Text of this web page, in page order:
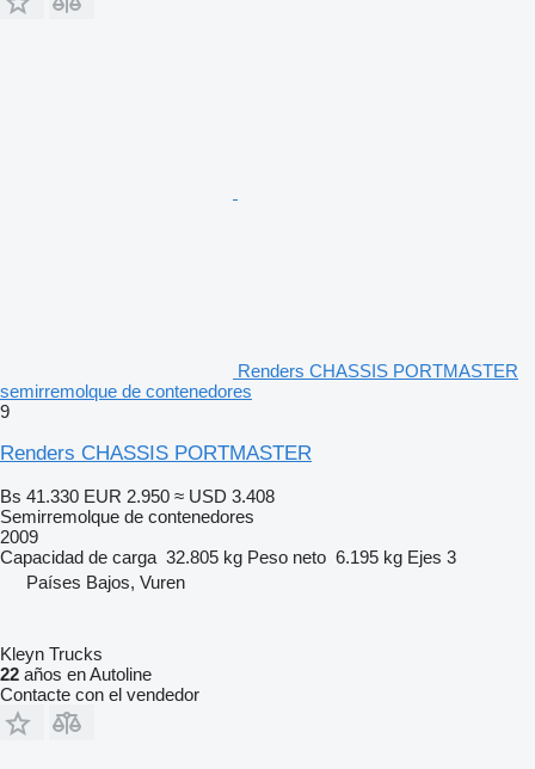
Renders CHASSIS PORTMASTER
semirremolque de contenedores
9
Renders CHASSIS PORTMASTER
Bs 41.330 EUR 2.950 ≈ USD 3.408
Semirremolque de contenedores
2009
Capacidad de carga 32.805 kg Peso neto 6.195 kg Ejes 3
Países Bajos, Vuren
Kleyn Trucks
22 años en Autoline
Contacte con el vendedor